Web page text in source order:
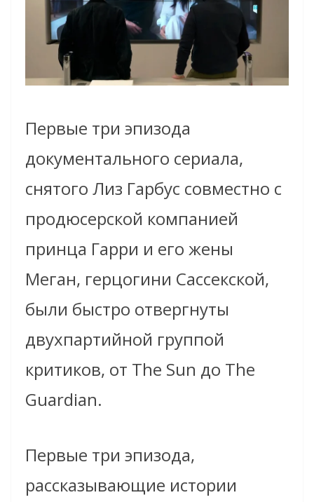
Первые три эпизода
документального сериала,
снятого Лиз Гарбус совместно с
продюсерской компанией
принца Гарри и его жены
Меган, герцогини Сассекской,
были быстро отвергнуты
двухпартийной группой
критиков, от The Sun до The
Guardian.
Первые три эпизода,
рассказывающие истории